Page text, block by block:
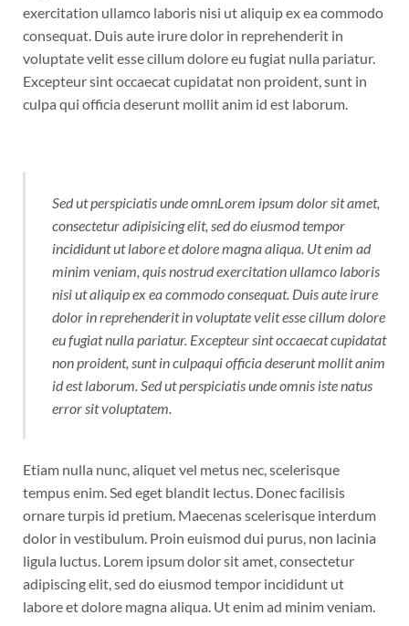
exercitation ullamco laboris nisi ut aliquip ex ea commodo
consequat. Duis aute irure dolor in reprehenderit in
voluptate velit esse cillum dolore eu fugiat nulla pariatur.
Excepteur sint occaecat cupidatat non proident, sunt in
culpa qui officia deserunt mollit anim id est laborum.
Sed ut perspiciatis unde omnLorem ipsum dolor sit amet,
consectetur adipisicing elit, sed do eiusmod tempor
incididunt ut labore et dolore magna aliqua. Ut enim ad
minim veniam, quis nostrud exercitation ullamco laboris
nisi ut aliquip ex ea commodo consequat. Duis aute irure
dolor in reprehenderit in voluptate velit esse cillum dolore
eu fugiat nulla pariatur. Excepteur sint occaecat cupidatat
non proident, sunt in culpaqui officia deserunt mollit anim
id est laborum. Sed ut perspiciatis unde omnis iste natus
error sit voluptatem.
Etiam nulla nunc, aliquet vel metus nec, scelerisque
tempus enim. Sed eget blandit lectus. Donec facilisis
ornare turpis id pretium. Maecenas scelerisque interdum
dolor in vestibulum. Proin euismod dui purus, non lacinia
ligula luctus. Lorem ipsum dolor sit amet, consectetur
adipiscing elit, sed do eiusmod tempor incididunt ut
labore et dolore magna aliqua. Ut enim ad minim veniam.